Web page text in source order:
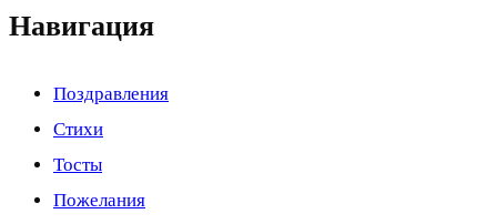
Навигация
Поздравления
Стихи
Тосты
Пожелания